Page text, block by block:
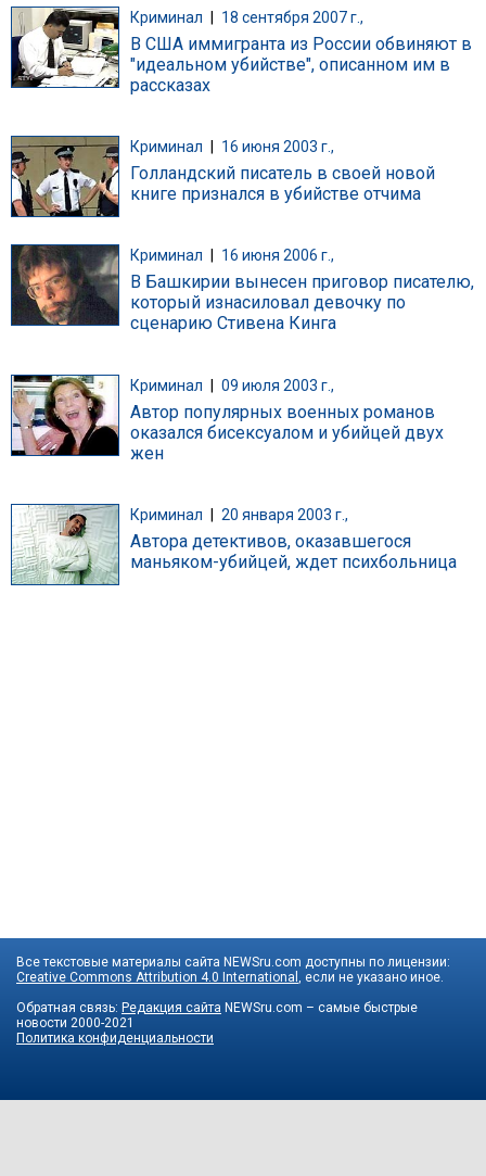
Криминал 18 сентября 2007 г.,
В США иммигранта из России обвиняют в
"идеальном убийстве", описанном им в
рассказах
Криминал 16 июня 2003 г.,
Голландский писатель в своей новой
книге признался в убийстве отчима
Криминал 16 июня 2006 г.,
В Башкирии вынесен приговор писателю,
который изнасиловал девочку по
сценарию Стивена Кинга
Криминал | 09 июля 2003 г.,
Автор популярных военных романов
оказался бисексуалом и убийцей двух
жен
Криминал 20 января 2003 г.,
Автора детективов, оказавшегося
маньяком-убийцей, ждет психбольница
Все текстовые материалы сайта NEWSru.com доступны по лицензии:
Creative Commons Attribution 4.0 International , если не указано иное.
Обратная связь: Редакция сайта NEWSru.com – самые быстрые
новости 2000-2021
Политика конфиденциальности